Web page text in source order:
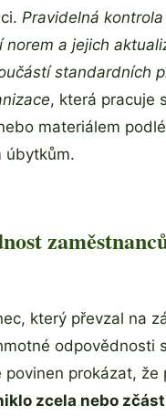
Pravidelná kontrola
norem a jejich
standardních
, která pracuje
materiálem
úbytkům.
který převzal na
odpovědnosti
povinen prokázat, že
zcela nebo